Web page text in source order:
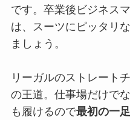
です。卒業後ビジネス
は、スーツにピッタリ
ましょう。
リーガルのストレート
の王道。仕事場だけで
も履けるので最初の一